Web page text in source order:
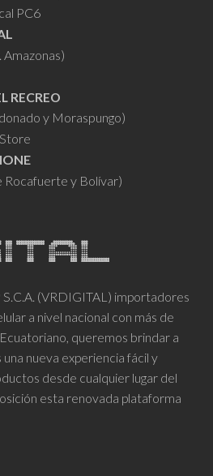
PC6
Amazonas)
RECREO
y Moraspungo)
Rocafuerte y Bolívar)
(VRDIGITAL) importadores
a nivel nacional con más de
queremos brindar a
nueva experiencia fácil y
desde cualquier lugar del
esta renovada plataforma